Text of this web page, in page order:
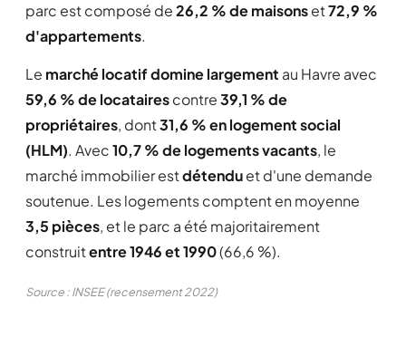
parc est composé de26,2 % de maisonset72,9 %
d'appartements.
Le marché locatif domine largement au Havre avec
59,6 % de locatairescontre39,1 % de
propriétaires, dont31,6 % en logement social
(HLM). Avec10,7 % de logements vacants, le
marché immobilier estdétenduet d'une demande
soutenue. Les logements comptent en moyenne
3,5 pièces, et le parc a été majoritairement
construitentre 1946 et 1990(66,6 %).
Source : INSEE (recensement 2022)